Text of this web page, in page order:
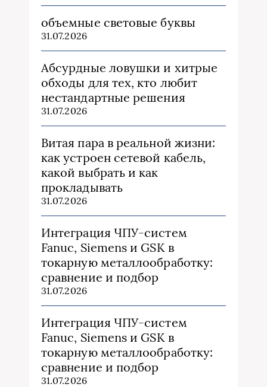
объемные световые буквы
31.07.2026
Абсурдные ловушки и хитрые
обходы для тех, кто любит
нестандартные решения
31.07.2026
Витая пара в реальной жизни:
как устроен сетевой кабель,
какой выбрать и как
прокладывать
31.07.2026
Интеграция ЧПУ-систем
Fanuc, Siemens и GSK в
токарную металлообработку:
сравнение и подбор
31.07.2026
Интеграция ЧПУ-систем
Fanuc, Siemens и GSK в
токарную металлообработку:
сравнение и подбор
31.07.2026